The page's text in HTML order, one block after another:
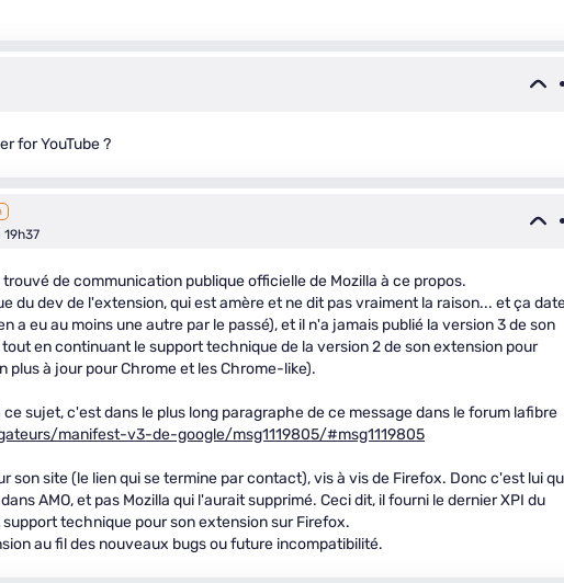
for YouTube ?
de communication publique officielle de Mozilla à ce propos.
du dev de l'extension, qui est amère et ne dit pas vraiment la raison... et ça
a eu au moins une autre par le passé), et il n'a jamais publié la version 3 de son
en continuant le support technique de la version 2 de son extension pour
plus à jour pour Chrome et les Chrome-like).
sujet, c'est dans le plus long paragraphe de ce message dans le forum lafibre
manifest-v3-de-google/msg1119805/#msg1119805
son site (le lien qui se termine par contact), vis à vis de Firefox. Donc c'est lui
AMO, et pas Mozilla qui l'aurait supprimé. Ceci dit, il fourni le dernier XPI du
technique pour son extension sur Firefox.
au fil des nouveaux bugs ou future incompatibilité.